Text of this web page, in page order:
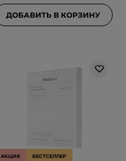
ДОБАВИТЬ В КОРЗИНУ
АКЦИЯ БЕСТСЕЛЛЕР